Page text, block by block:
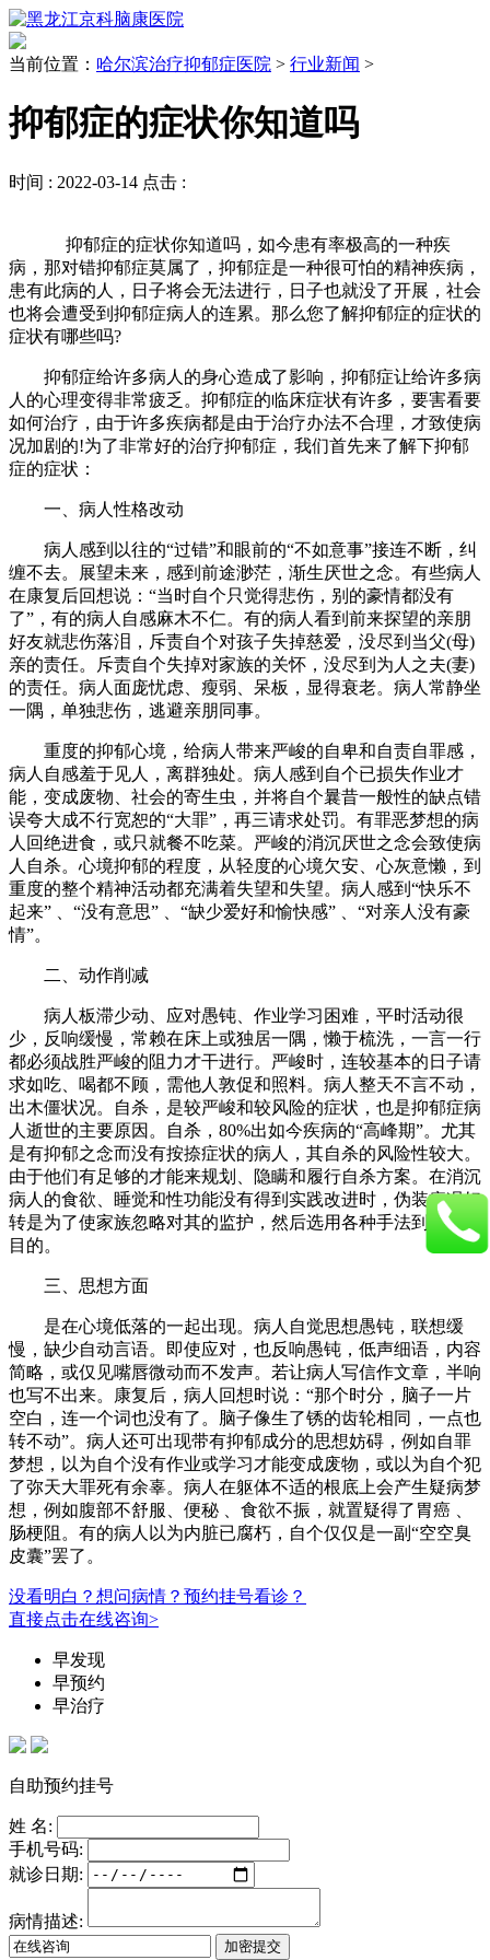
当前位置： 哈尔滨治疗抑郁症医院 > 行业新闻 >
抑郁症的症状你知道吗
时间 : 2022-03-14 点击 :
抑郁症的症状你知道吗，如今患有率极高的一种疾
病，那对错抑郁症莫属了，抑郁症是一种很可怕的精神疾病，
患有此病的人，日子将会无法进行，日子也就没了开展，社会
也将会遭受到抑郁症病人的连累。那么您了解抑郁症的症状的
症状有哪些吗?
抑郁症给许多病人的身心造成了影响，抑郁症让给许多病
人的心理变得非常疲乏。抑郁症的临床症状有许多，要害看要
如何治疗，由于许多疾病都是由于治疗办法不合理，才致使病
况加剧的!为了非常好的治疗抑郁症，我们首先来了解下抑郁
症的症状：
一、病人性格改动
病人感到以往的“过错”和眼前的“不如意事”接连不断，纠
缠不去。展望未来，感到前途渺茫，渐生厌世之念。有些病人
在康复后回想说：“当时自个只觉得悲伤，别的豪情都没有
了”，有的病人自感麻木不仁。有的病人看到前来探望的亲朋
好友就悲伤落泪，斥责自个对孩子失掉慈爱，没尽到当父(母)
亲的责任。斥责自个失掉对家族的关怀，没尽到为人之夫(妻)
的责任。病人面庞忧虑、瘦弱、呆板，显得衰老。病人常静坐
一隅，单独悲伤，逃避亲朋同事。
重度的抑郁心境，给病人带来严峻的自卑和自责自罪感，
病人自感羞于见人，离群独处。病人感到自个已损失作业才
能，变成废物、社会的寄生虫，并将自个曩昔一般性的缺点错
误夸大成不行宽恕的“大罪”，再三请求处罚。有罪恶梦想的病
人回绝进食，或只就餐不吃菜。严峻的消沉厌世之念会致使病
人自杀。心境抑郁的程度，从轻度的心境欠安、心灰意懒，到
重度的整个精神活动都充满着失望和失望。病人感到“快乐不
起来” 、“没有意思” 、“缺少爱好和愉快感” 、“对亲人没有豪
情”。
二、动作削减
病人板滞少动、应对愚钝、作业学习困难，平时活动很
少，反响缓慢，常赖在床上或独居一隅，懒于梳洗，一言一行
都必须战胜严峻的阻力才干进行。严峻时，连较基本的日子请
求如吃、喝都不顾，需他人敦促和照料。病人整天不言不动，
出木僵状况。自杀，是较严峻和较风险的症状，也是抑郁症病
人逝世的主要原因。自杀，80%出如今疾病的“高峰期”。尤其
是有抑郁之念而没有按捺症状的病人，其自杀的风险性较大。
由于他们有足够的才能来规划、隐瞒和履行自杀方案。在消沉
病人的食欲、睡觉和性功能没有得到实践改进时，伪装病况好
转是为了使家族忽略对其的监护，然后选用各种手法到达自杀
目的。
三、思想方面
是在心境低落的一起出现。病人自觉思想愚钝，联想缓
慢，缺少自动言语。即使应对，也反响愚钝，低声细语，内容
简略，或仅见嘴唇微动而不发声。若让病人写信作文章，半响
也写不出来。康复后，病人回想时说：“那个时分，脑子一片
空白，连一个词也没有了。脑子像生了锈的齿轮相同，一点也
转不动”。病人还可出现带有抑郁成分的思想妨碍，例如自罪
梦想，以为自个没有作业或学习才能变成废物，或以为自个犯
了弥天大罪死有余辜。病人在躯体不适的根底上会产生疑病梦
想，例如腹部不舒服、便秘 、食欲不振，就置疑得了胃癌 、
肠梗阻。有的病人以为内脏已腐朽，自个仅仅是一副“空空臭
皮囊”罢了。
没看明白？想问病情？预约挂号看诊？
直接点击在线咨询>
早发现
早预约
早治疗
自助预约挂号
姓 名:
手机号码:
就诊日期:
病情描述: